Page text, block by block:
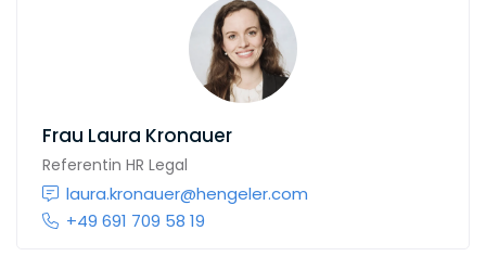
Frau Laura Kronauer
Referentin HR Legal
laura.kronauer@hengeler.com
+49 691 709 58 19